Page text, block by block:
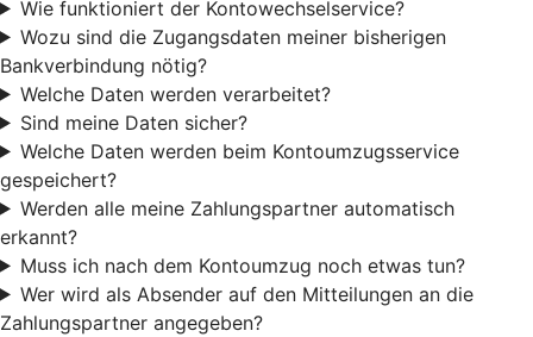
Wie funktioniert der Kontowechselservice?
Wozu sind die Zugangsdaten meiner bisherigen
Bankverbindung nötig?
Welche Daten werden verarbeitet?
Sind meine Daten sicher?
Welche Daten werden beim Kontoumzugsservice
gespeichert?
Werden alle meine Zahlungspartner automatisch
erkannt?
Muss ich nach dem Kontoumzug noch etwas tun?
Wer wird als Absender auf den Mitteilungen an die
Zahlungspartner angegeben?